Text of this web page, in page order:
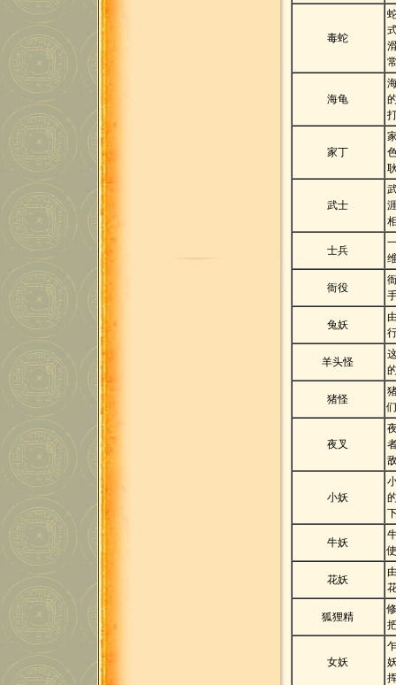
毒蛇
海龟
家丁
武士
士兵
衙役
兔妖
羊头怪
猪怪
夜叉
小妖
牛妖
花妖
狐狸精
女妖